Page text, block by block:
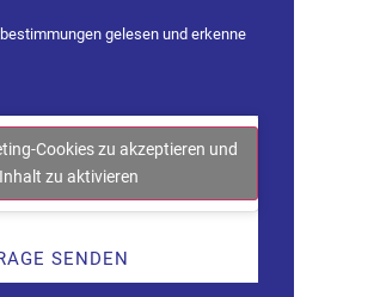
gelesen und erkenne
Cookies zu akzeptieren und
zu aktivieren
SENDEN